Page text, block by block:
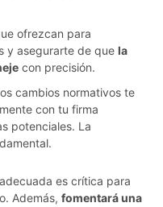
ofrezcan para
y asegurarte de que la
con precisión.
cambios normativos te
con tu firma
potenciales. La
es crítica para
Además, fomentará una